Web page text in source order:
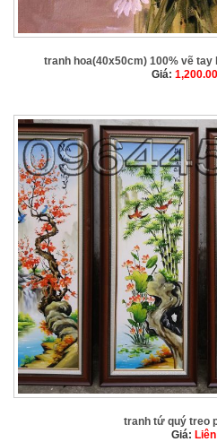
tranh hoa(40x50cm) 100% vẽ
Giá:
tranh tứ quý treo
Giá: